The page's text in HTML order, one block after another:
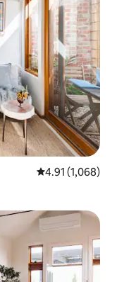
평점 4.91점(5점
4.91 (1,068)